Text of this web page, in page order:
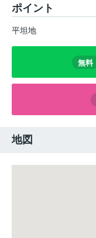
ポイント
平坦地
無料
地図